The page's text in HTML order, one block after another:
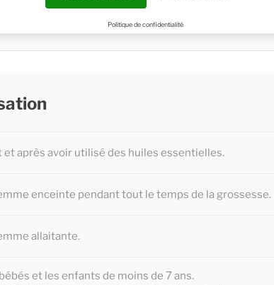
Politique de confidentialité
et après avoir utilisé des huiles essentielles.
enceinte pendant tout le temps de la grossesse.
allaitante.
et les enfants de moins de 7 ans.